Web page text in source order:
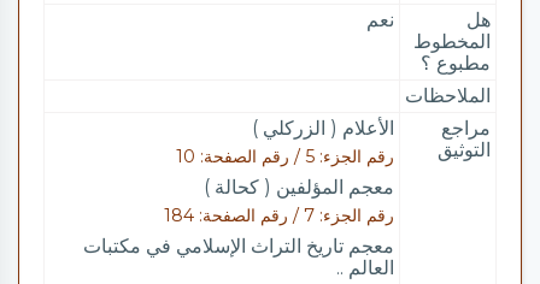
هل
المخطوط
مطبوع ؟
نعم
الملاحظات
مراجع
التوثيق
الأعلام ( الزركلي )
رقم الجزء: 5 / رقم الصفحة: 10
معجم المؤلفين ( كحالة )
رقم الجزء: 7 / رقم الصفحة: 184
معجم تاريخ التراث الإسلامي في مكتبات
العالم ..